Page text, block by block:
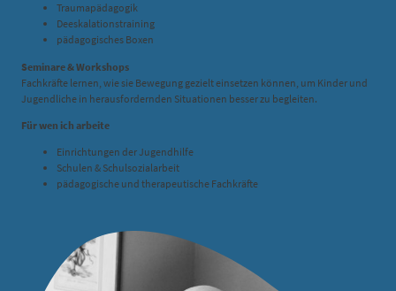
Traumapädagogik
Deeskalationstraining
pädagogisches Boxen
Seminare & Workshops
Fachkräfte lernen, wie sie Bewegung gezielt einsetzen können, um Kinder und
Jugendliche in herausfordernden Situationen besser zu begleiten.
Für wen ich arbeite
Einrichtungen der Jugendhilfe
Schulen & Schulsozialarbeit
pädagogische und therapeutische Fachkräfte